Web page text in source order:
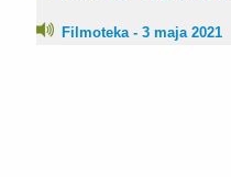
Filmoteka - 3 maja 2021